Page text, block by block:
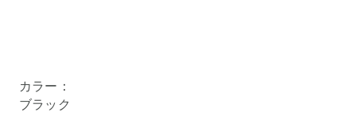
カラー：
ブラック